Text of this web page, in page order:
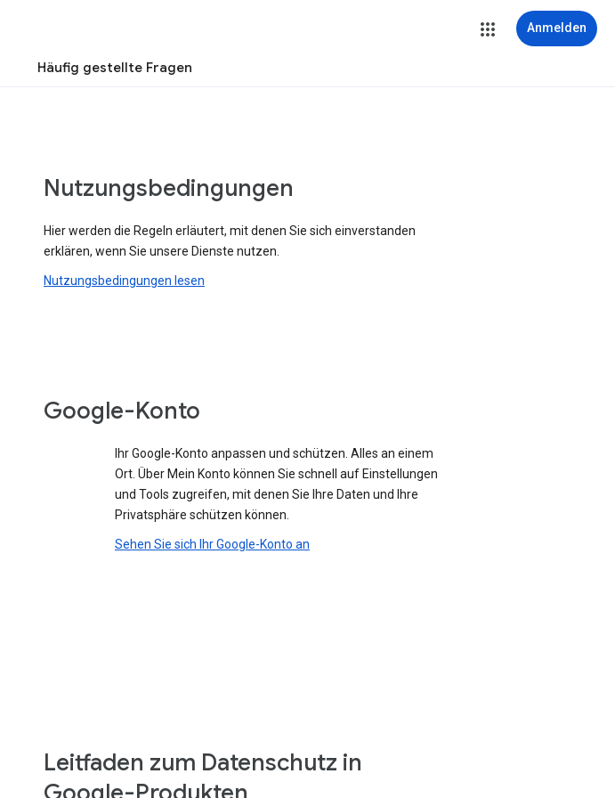
Anmelden
Häufig gestellte Fragen
Nutzungsbedingungen
Hier werden die Regeln erläutert, mit denen Sie sich einverstanden
erklären, wenn Sie unsere Dienste nutzen.
Nutzungsbedingungen lesen
Google-Konto
Ihr Google-Konto anpassen und schützen. Alles an einem
Ort. Über Mein Konto können Sie schnell auf Einstellungen
und Tools zugreifen, mit denen Sie Ihre Daten und Ihre
Privatsphäre schützen können.
Sehen Sie sich Ihr Google-Konto an
Leitfaden zum Datenschutz in